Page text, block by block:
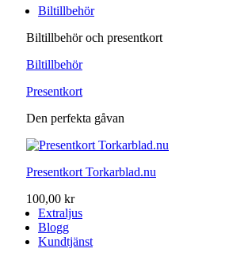
Biltillbehör
Biltillbehör och presentkort
Biltillbehör
Presentkort
Den perfekta gåvan
Presentkort Torkarblad.nu
100,00 kr
Extraljus
Blogg
Kundtjänst